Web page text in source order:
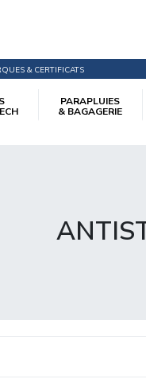
& CERTIFICATS
PARAPLUIES
& BAGAGERIE